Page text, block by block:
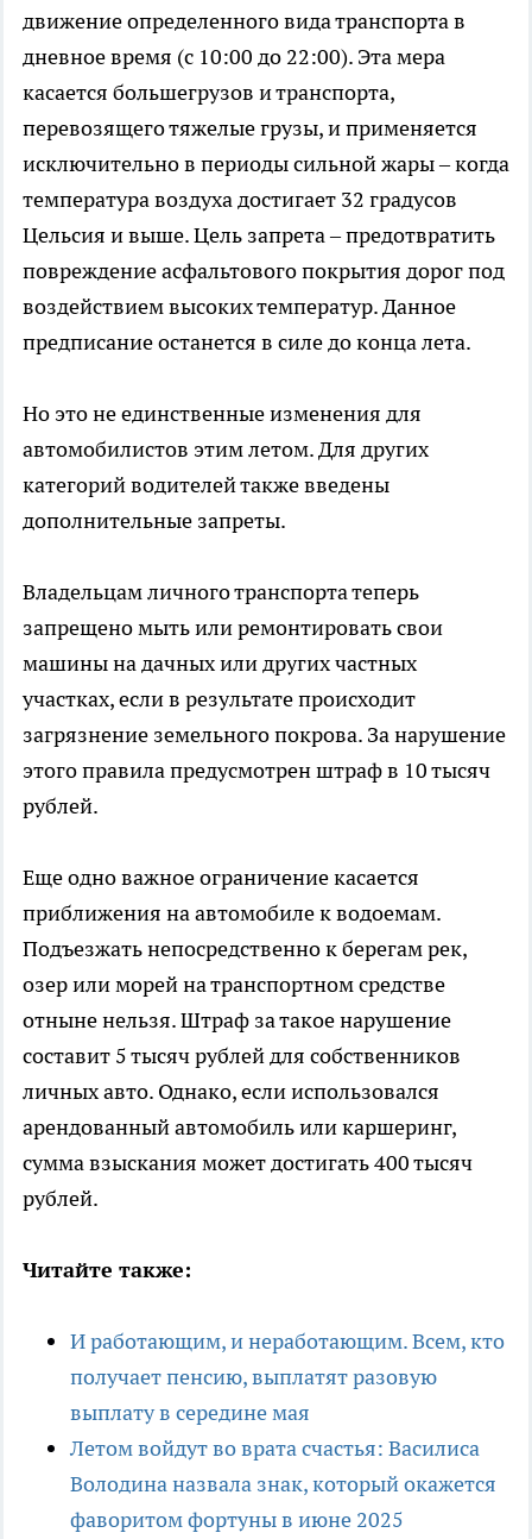
движение определенного вида транспорта в
дневное время (с 10:00 до 22:00). Эта мера
касается большегрузов и транспорта,
перевозящего тяжелые грузы, и применяется
исключительно в периоды сильной жары – когда
температура воздуха достигает 32 градусов
Цельсия и выше. Цель запрета – предотвратить
повреждение асфальтового покрытия дорог под
воздействием высоких температур. Данное
предписание останется в силе до конца лета.
Но это не единственные изменения для
автомобилистов этим летом. Для других
категорий водителей также введены
дополнительные запреты.
Владельцам личного транспорта теперь
запрещено мыть или ремонтировать свои
машины на дачных или других частных
участках, если в результате происходит
загрязнение земельного покрова. За нарушение
этого правила предусмотрен штраф в 10 тысяч
рублей.
Еще одно важное ограничение касается
приближения на автомобиле к водоемам.
Подъезжать непосредственно к берегам рек,
озер или морей на транспортном средстве
отныне нельзя. Штраф за такое нарушение
составит 5 тысяч рублей для собственников
личных авто. Однако, если использовался
арендованный автомобиль или каршеринг,
сумма взыскания может достигать 400 тысяч
рублей.
Читайте также:
И работающим, и неработающим. Всем, кто
получает пенсию, выплатят разовую
выплату в середине мая
Летом войдут во врата счастья: Василиса
Володина назвала знак, который окажется
фаворитом фортуны в июне 2025